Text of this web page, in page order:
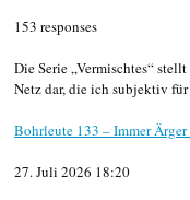
153 responses
Die Serie „Vermischtes“
Netz dar, die ich subjektiv
Bohrleute 133 – Immer
27. Juli 2026 18:20